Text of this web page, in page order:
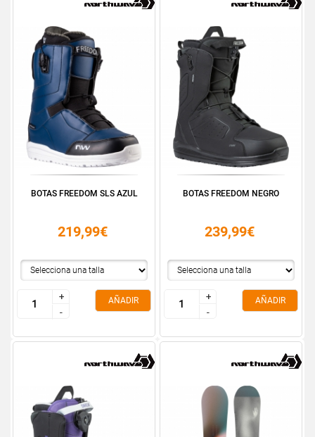
BOTAS FREEDOM SLS AZUL
219,99€
+
-
+
-
AÑADIR
BOTAS FREEDOM NEGRO
239,99€
+
-
+
-
AÑADIR